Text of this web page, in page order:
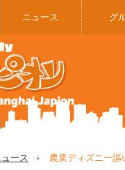
ニュース グ
ース 農業ディズニー